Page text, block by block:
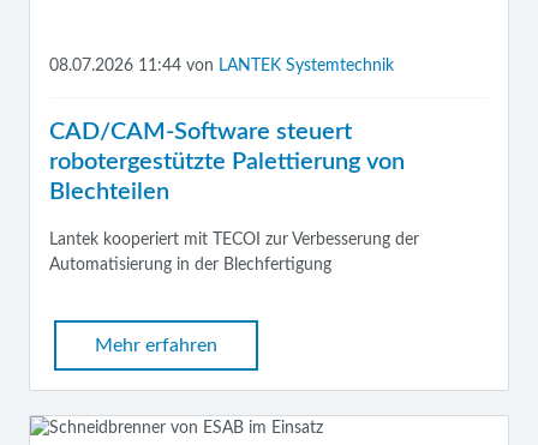
08.07.2026 11:44 von LANTEK Systemtechnik
CAD/CAM-Software steuert
robotergestützte Palettierung von
Blechteilen
Lantek kooperiert mit TECOI zur Verbesserung der
Automatisierung in der Blechfertigung
Mehr erfahren